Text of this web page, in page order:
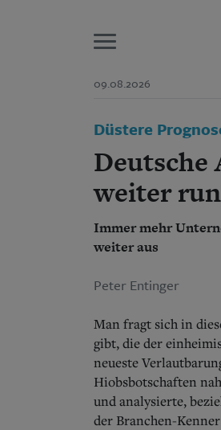
09.08.2026
Start
Wer wir sind
Aktuelle
Abonnenten-
Abonnent
Archiv
Mediadaten
Suchen und
Düstere
weiter
Immer mehr
weiter aus
Peter Entinger
Man fragt sich in
gibt, die der
neueste
Hiobsbotschaften
und analysierte,
der Branchen-